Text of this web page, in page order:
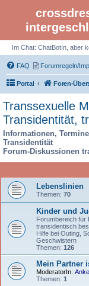
Im Chat: ChatBotIn, aber
FAQ Forumregeln/
Portal Foren-
Transsexuelle
Transidentität,
Informationen,
Transidentität
Forum-Diskussionen
Lebenslinien
Themen: 70
Kinder und
Forumbereich für
transidentisch
Hilfe bei Outing,
Geschwistern
Themen: 126
Mein Partner
ModeratorIn: Anke
Themen: 1